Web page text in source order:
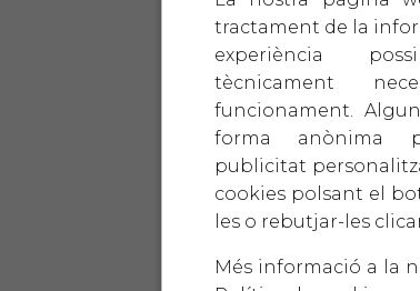
Curs Gestió
Barcelona.
Curs
Tarragona.
Curs Anàlisis
Curs Gestió de
Seminaris anuals
tractament de la
experiència
tècnicament
funcionament.
forma anònima
publicitat
cookies polsant el
les o rebutjar-les
Més informació a la